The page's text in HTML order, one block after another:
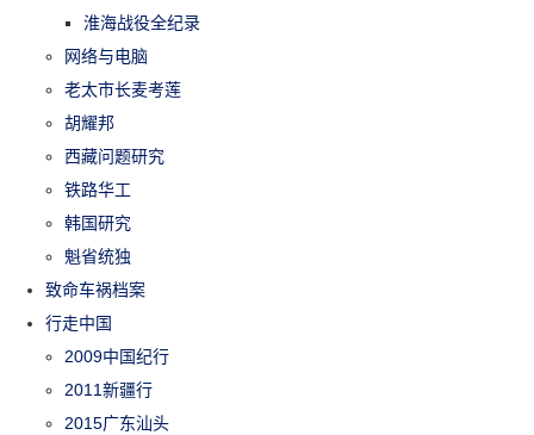
淮海战役全纪录
网络与电脑
老太市长麦考莲
胡耀邦
西藏问题研究
铁路华工
韩国研究
魁省统独
致命车祸档案
行走中国
2009中国纪行
2011新疆行
2015广东汕头